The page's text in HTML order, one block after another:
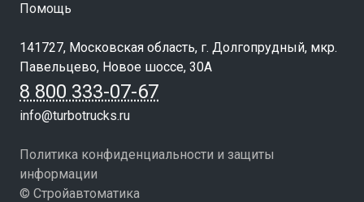
Помощь
141727, Московская область, г. Долгопрудный, мкр.
Павельцево, Новое шоссе, 30А
8 800 333-07-67
info@turbotrucks.ru
Политика конфиденциальности и защиты
информации
© Стройавтоматика